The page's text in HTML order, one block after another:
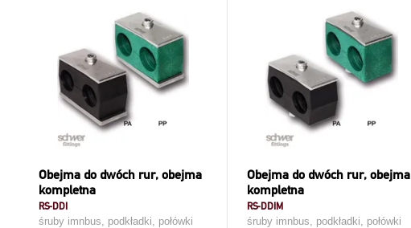
Obejma do dwóch rur, obejma
kompletna
RS-DDI
śruby imnbus, podkładki, połówki
Obejma do dwóch rur, obejma
kompletna
RS-DDIM
śruby imnbus, podkładki, połówki